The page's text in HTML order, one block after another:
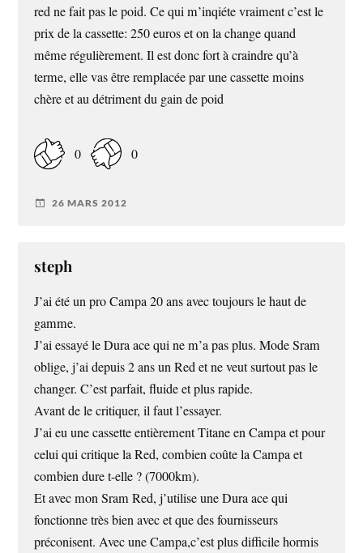
red ne fait pas le poid. Ce qui m’inqiéte vraiment c’est le
prix de la cassette: 250 euros et on la change quand
même régulièrement. Il est donc fort à craindre qu’à
terme, elle vas être remplacée par une cassette moins
chère et au détriment du gain de poid
0 0
26 MARS 2012
steph
J’ai été un pro Campa 20 ans avec toujours le haut de
gamme.
J’ai essayé le Dura ace qui ne m’a pas plus. Mode Sram
oblige, j’ai depuis 2 ans un Red et ne veut surtout pas le
changer. C’est parfait, fluide et plus rapide.
Avant de le critiquer, il faut l’essayer.
J’ai eu une cassette entièrement Titane en Campa et pour
celui qui critique la Red, combien coûte la Campa et
combien dure t-elle ? (7000km).
Et avec mon Sram Red, j’utilise une Dura ace qui
fonctionne très bien avec et que des fournisseurs
préconisent. Avec une Campa,c’est plus difficile hormis